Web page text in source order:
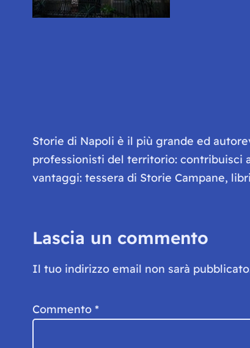
Storie di Napoli è il più grande ed
professionisti del territorio: contribuisci
vantaggi: tessera di Storie Campane,
Lascia un commento
Il tuo indirizzo email non sarà
Commento *